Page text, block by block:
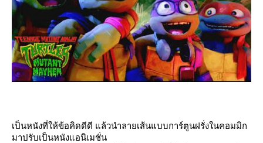
เป็นหนังที่ให้ข้อคิดดีดี แล้วนำลายเส้นแบบการ์ตูนฝรั่งในคอมมิก
มาปรับเป็นหนังแอนิเมชั่น